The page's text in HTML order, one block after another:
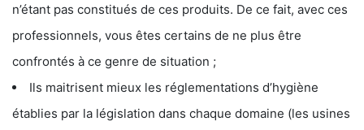
n’étant pas constitués de ces produits. De ce fait, avec ces
professionnels, vous êtes certains de ne plus être
confrontés à ce genre de situation ;
Ils maitrisent mieux les réglementations d’hygiène
établies par la législation dans chaque domaine (les usines